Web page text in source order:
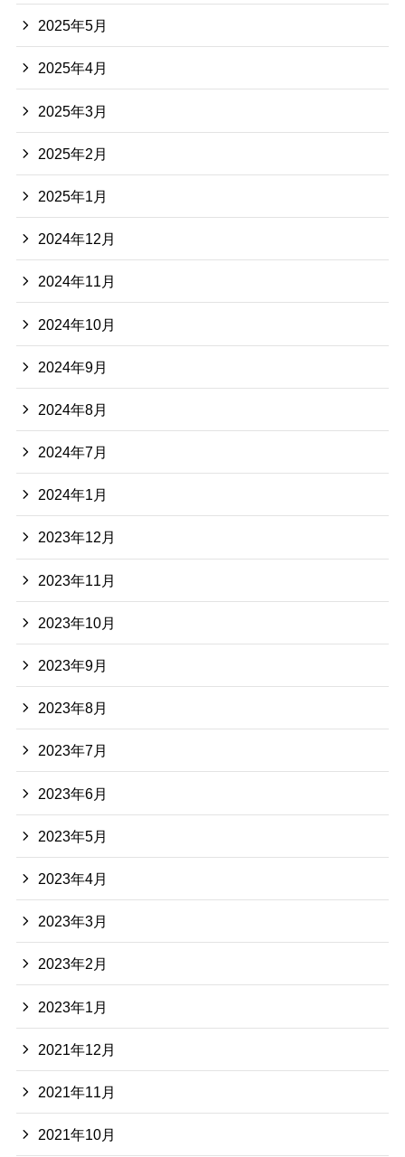
2025年5月
2025年4月
2025年3月
2025年2月
2025年1月
2024年12月
2024年11月
2024年10月
2024年9月
2024年8月
2024年7月
2024年1月
2023年12月
2023年11月
2023年10月
2023年9月
2023年8月
2023年7月
2023年6月
2023年5月
2023年4月
2023年3月
2023年2月
2023年1月
2021年12月
2021年11月
2021年10月